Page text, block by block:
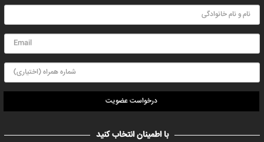
درخواست عضویت
با اطمینان انتخاب کنید